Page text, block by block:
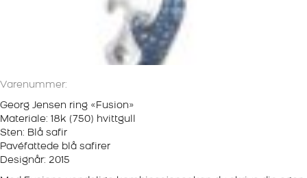
Varenummer:
Georg Jensen ring «Fusion»
Materiale: 18k (750) hvittgull
Sten: Blå safir
Pavéfattede blå safirer
Designår: 2015